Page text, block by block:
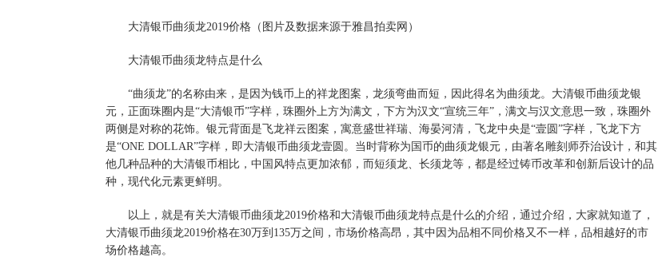
大清银币曲须龙2019价格（图片及数据来源于雅昌拍卖网）
大清银币曲须龙特点是什么
“曲须龙”的名称由来，是因为钱币上的祥龙图案，龙须弯曲而短，因此得名为曲须龙。大清银币曲须龙银
元，正面珠圈内是“大清银币”字样，珠圈外上方为满文，下方为汉文“宣统三年”，满文与汉文意思一致，珠圈外
两侧是对称的花饰。银元背面是飞龙祥云图案，寓意盛世祥瑞、海晏河清，飞龙中央是“壹圆”字样，飞龙下方
是“ONE DOLLAR”字样，即大清银币曲须龙壹圆。当时背称为国币的曲须龙银元，由著名雕刻师乔治设计，和其
他几种品种的大清银币相比，中国风特点更加浓郁，而短须龙、长须龙等，都是经过铸币改革和创新后设计的品
种，现代化元素更鲜明。
以上，就是有关大清银币曲须龙2019价格和大清银币曲须龙特点是什么的介绍，通过介绍，大家就知道了，
大清银币曲须龙2019价格在30万到135万之间，市场价格高昂，其中因为品相不同价格又不一样，品相越好的市
场价格越高。